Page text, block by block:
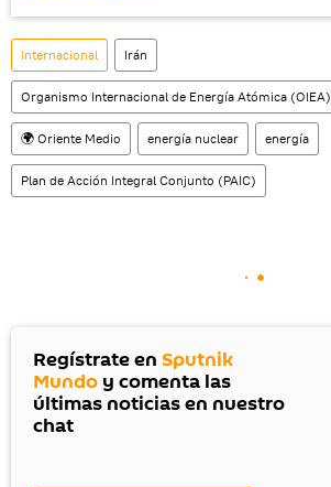
Internacional Irán
Organismo Internacional de Energía Atómica (OIEA)
🌍 Oriente Medio energía nuclear energía
Plan de Acción Integral Conjunto (PAIC)
Regístrate en Sputnik
Mundo y comenta las
últimas noticias en nuestro
chat